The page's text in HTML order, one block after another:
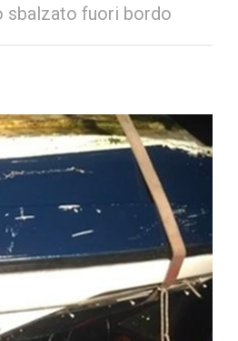
sbalzato fuori bordo